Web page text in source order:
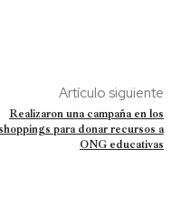
Artículo siguiente
Realizaron una campaña en los
shoppings para donar recursos a
ONG educativas